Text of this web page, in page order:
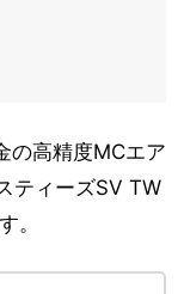
の高精度MCエア
ティーズSV TW
。